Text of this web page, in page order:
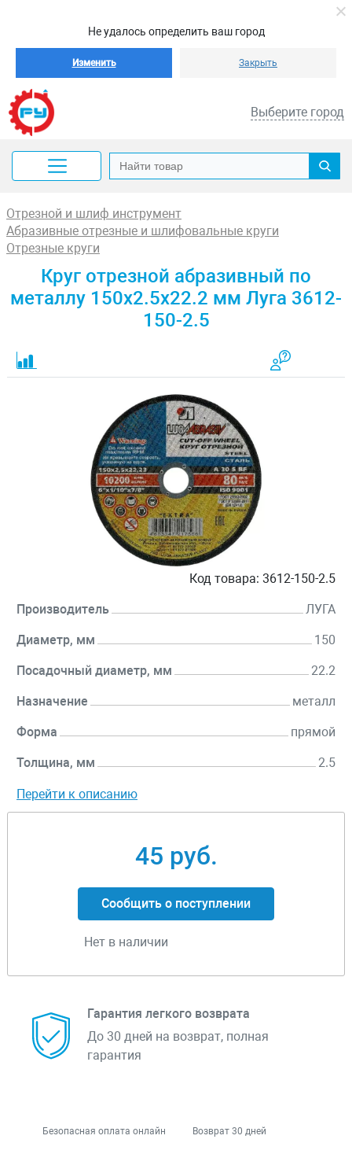
Не удалось определить ваш город
Изменить Закрыть
Выберите город
Отрезной и шлиф инструмент
Абразивные отрезные и шлифовальные круги
Отрезные круги
Круг отрезной абразивный по
металлу 150x2.5x22.2 мм Луга 3612-
150-2.5
Код товара: 3612-150-2.5
Производитель ЛУГА
Диаметр, мм 150
Посадочный диаметр, мм 22.2
Назначение металл
Форма прямой
Толщина, мм 2.5
Перейти к описанию
45 руб.
Сообщить о поступлении
Нет в наличии
Гарантия легкого возврата
До 30 дней на возврат, полная
гарантия
Безопасная оплата онлайн Возврат 30 дней